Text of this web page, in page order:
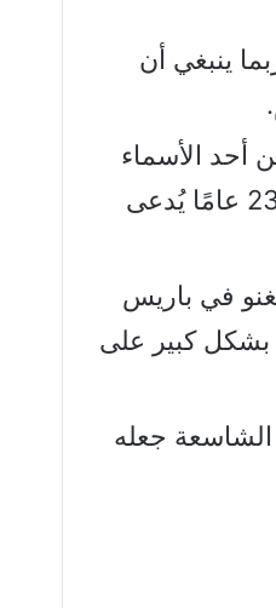
ينبغي أن
أحد الأسماء
الأولى المرتبطة بهذا الابتكار هو طالب ألماني يبلغ من العمر 23 عامًا يُدعى
في باريس
بشكل كبير على
جعله